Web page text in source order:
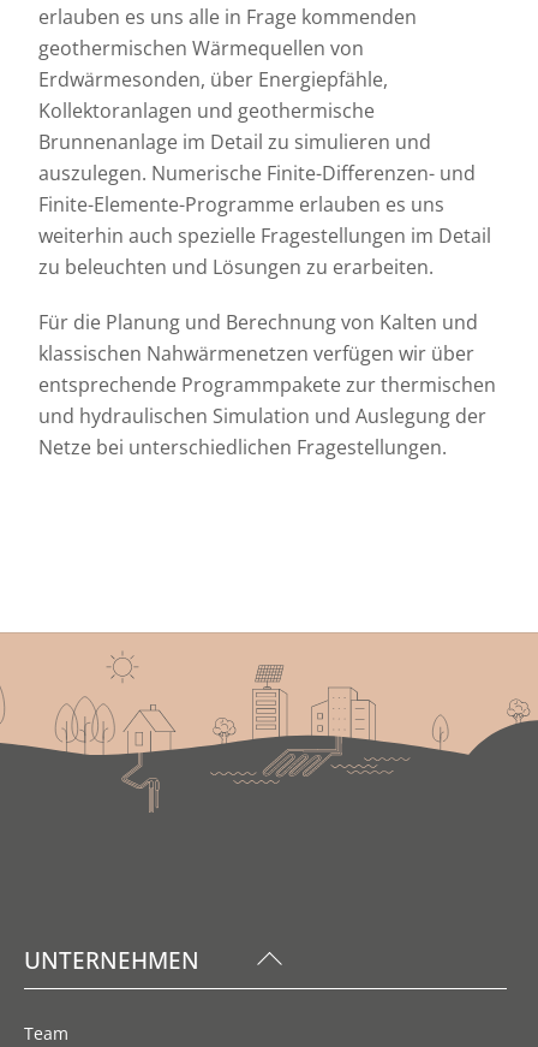
erlauben es uns alle in Frage kommenden
geothermischen Wärmequellen von
Erdwärmesonden, über Energiepfähle,
Kollektoranlagen und geothermische
Brunnenanlage im Detail zu simulieren und
auszulegen. Numerische Finite-Differenzen- und
Finite-Elemente-Programme erlauben es uns
weiterhin auch spezielle Fragestellungen im Detail
zu beleuchten und Lösungen zu erarbeiten.
Für die Planung und Berechnung von Kalten und
klassischen Nahwärmenetzen verfügen wir über
entsprechende Programmpakete zur thermischen
und hydraulischen Simulation und Auslegung der
Netze bei unterschiedlichen Fragestellungen.
Back
To
UNTERNEHMEN
Team